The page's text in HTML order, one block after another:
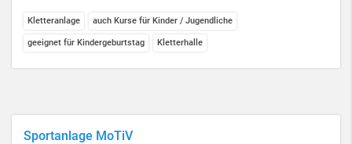
Kletteranlage auch Kurse für Kinder / Jugendliche
geeignet für Kindergeburtstag Kletterhalle
Sportanlage MoTiV